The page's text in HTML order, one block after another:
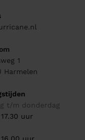
1
Harmelen
t/m donderdag
uur